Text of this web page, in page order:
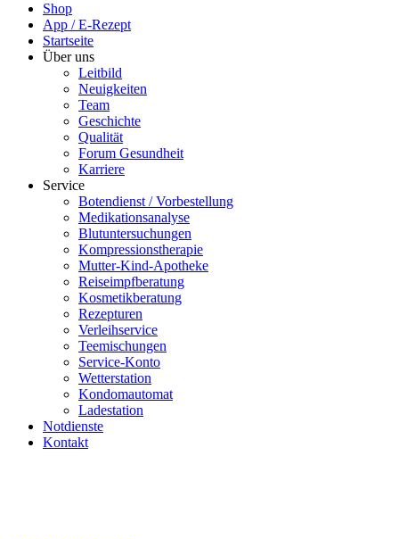
Shop
App / E-Rezept
Startseite
Über uns
Leitbild
Neuigkeiten
Team
Geschichte
Qualität
Forum Gesundheit
Karriere
Service
Botendienst / Vorbestellung
Medikationsanalyse
Blutuntersuchungen
Kompressionstherapie
Mutter-Kind-Apotheke
Reiseimpfberatung
Kosmetikberatung
Rezepturen
Verleihservice
Teemischungen
Service-Konto
Wetterstation
Kondomautomat
Ladestation
Notdienste
Kontakt